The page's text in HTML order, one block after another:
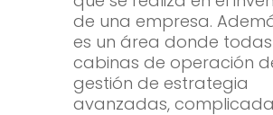
de una empresa.
es un área donde
cabinas de operación
gestión de estrategia
avanzadas,